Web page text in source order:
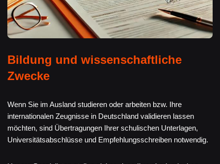
Bildung und wissenschaftliche
Zwecke
Wenn Sie im Ausland studieren oder arbeiten bzw. Ihre
internationalen Zeugnisse in Deutschland validieren lassen
möchten, sind Übertragungen Ihrer schulischen Unterlagen,
Universitätsabschlüsse und Empfehlungsschreiben notwendig.